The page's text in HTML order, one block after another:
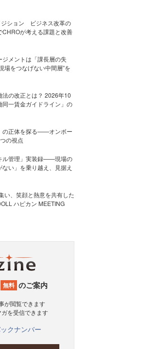
ジション ビジネス改革の
が考える課題と改善
メントは「課長層の失
をつなげない中間層”を
法の改正とは？ 2026年10
同一賃金ガイドライン」の
の正体を探る——オンボー
の視点
ル管理」実装録——現場の
ない」を乗り越え、見据え
い、笑顔と熱意を共有した
ハピカン MEETING
無料 のご案内
が閲覧できます
ガを受信できます
クナンバー